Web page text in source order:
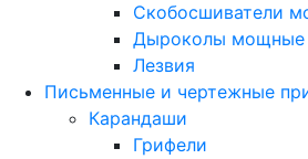
Скобосшиватели
Дыроколы мощные
Лезвия
Письменные и чертежные
Карандаши
Грифели